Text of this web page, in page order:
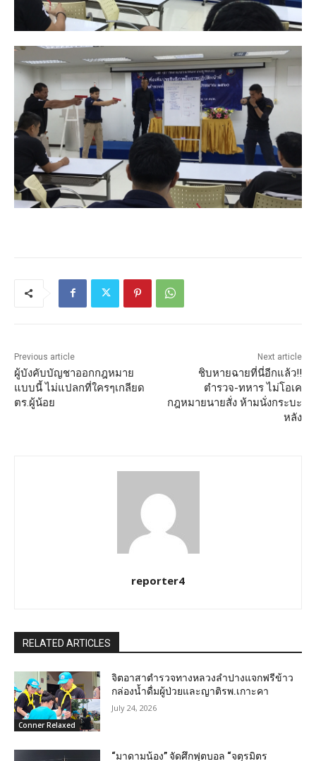
Previous article
ผู้บังคับบัญชาออกกฎหมาย
แบบนี้ ไม่แปลกที่ใครๆเกลียด
ตร.ผู้น้อย
Next article
ชิบหายฉายที่นี่อีกแล้ว!!
ตำรวจ-ทหาร ไม่โอเค
กฎหมายนายสั่ง ห้ามนั่งกระบะ
หลัง
reporter4
RELATED ARTICLES
Conner Relaxed
จิตอาสาตำรวจทางหลวงลำปางแจกฟรีข้าว
กล่องน้ำดื่มผู้ป่วยและญาติรพ.เกาะคา
July 24, 2026
“มาดามน้อง” จัดศึกฟุตบอล “จตุรมิตร